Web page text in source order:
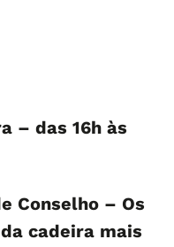
– das 16h às
Conselho – Os
cadeira mais